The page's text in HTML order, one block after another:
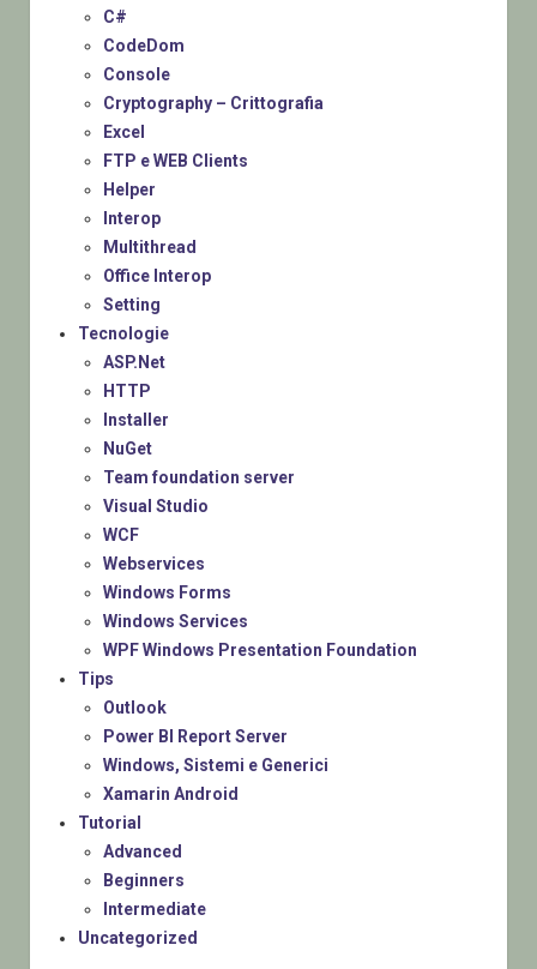
C#
CodeDom
Console
Cryptography – Crittografia
Excel
FTP e WEB Clients
Helper
Interop
Multithread
Office Interop
Setting
Tecnologie
ASP.Net
HTTP
Installer
NuGet
Team foundation server
Visual Studio
WCF
Webservices
Windows Forms
Windows Services
WPF Windows Presentation Foundation
Tips
Outlook
Power BI Report Server
Windows, Sistemi e Generici
Xamarin Android
Tutorial
Advanced
Beginners
Intermediate
Uncategorized